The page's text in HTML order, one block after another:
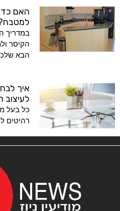
האם
במדריך
הקיסר
הבא
איך
לעיצוב
כל בעל
רהיטים